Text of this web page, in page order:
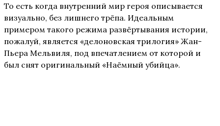
То есть когда внутренний мир героя описывается
визуально, без лишнего трёпа. Идеальным
примером такого режима развёртывания истории,
пожалуй, является «делоновская трилогия» Жан-
Пьера Мельвиля, под впечатлением от которой и
был снят оригинальный «Наёмный убийца».